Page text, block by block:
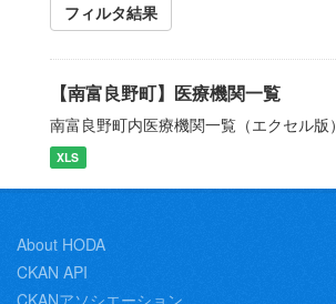
フィルタ結果
【南富良野町】医療機関一覧
南富良野町内医療機関一覧（エクセル版）
XLS
About HODA
CKAN API